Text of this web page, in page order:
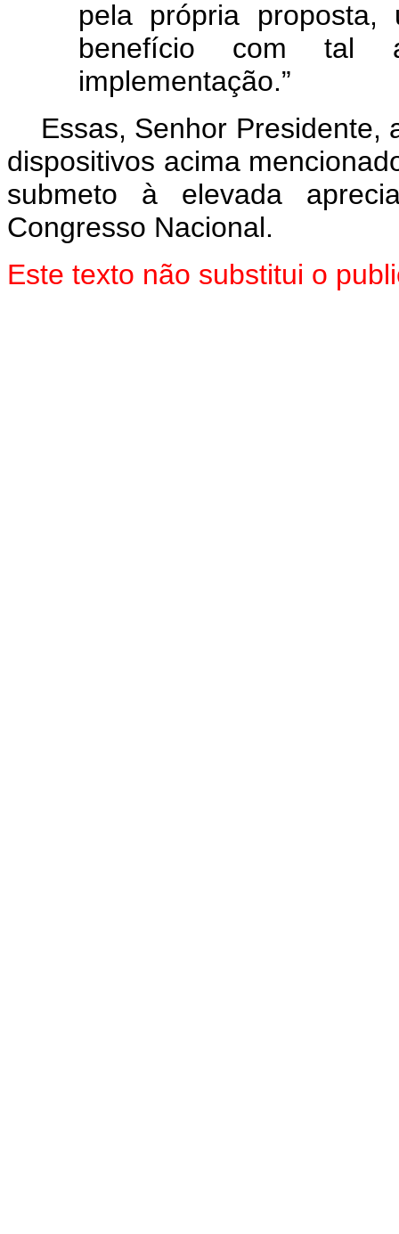
pela própria
benefício com tal
implementação.”
Essas, Senhor Presidente,
dispositivos acima
submeto à elevada
Congresso Nacional.
Este texto não substitui o